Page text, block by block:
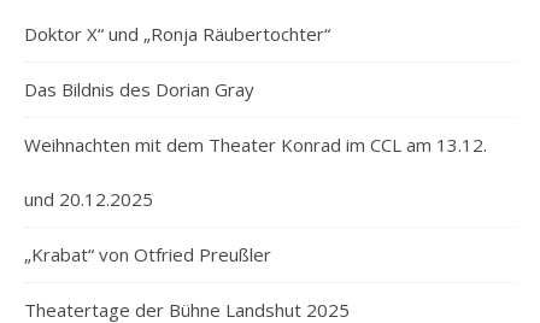
Doktor X“ und „Ronja Räubertochter“
Das Bildnis des Dorian Gray
Weihnachten mit dem Theater Konrad im CCL am 13.12.
und 20.12.2025
„Krabat“ von Otfried Preußler
Theatertage der Bühne Landshut 2025